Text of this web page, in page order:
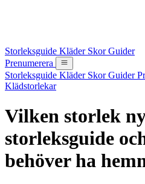
Storleksguide Kläder SkorGuider
Prenumerera
Storleksguide Kläder SkorGuider
Klädstorlekar
Vilken storlek
storleksguide
behöver ha